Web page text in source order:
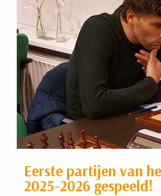
Eerste partijen van
2025-2026 gespeeld!